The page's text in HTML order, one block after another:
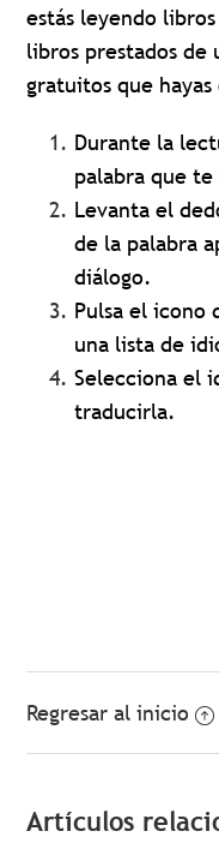
estás leyendo
libros prestados
gratuitos que
Durante la
palabra que
Levanta el
de la palabra
diálogo.
Pulsa el icono
una lista de
Selecciona el
traducirla.
Regresar al inicio
Artículos